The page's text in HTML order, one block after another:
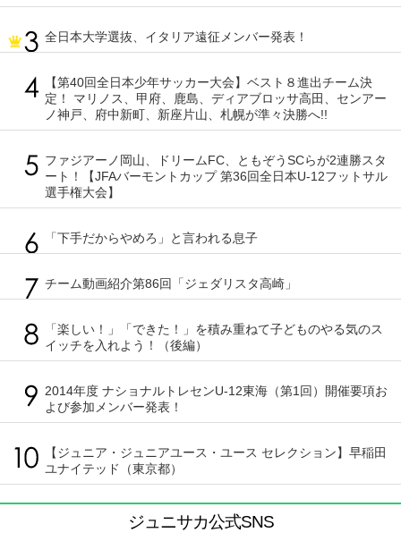
全日本大学選抜、イタリア遠征メンバー発表！
【第40回全日本少年サッカー大会】ベスト８進出チーム決
定！ マリノス、甲府、鹿島、ディアブロッサ高田、センアー
ノ神戸、府中新町、新座片山、札幌が準々決勝へ!!
ファジアーノ岡山、ドリームFC、ともぞうSCらが2連勝スタ
ート！【JFAバーモントカップ 第36回全日本U-12フットサル
選手権大会】
「下手だからやめろ」と言われる息子
チーム動画紹介第86回「ジェダリスタ高崎」
「楽しい！」「できた！」を積み重ねて子どものやる気のス
イッチを入れよう！（後編）
2014年度 ナショナルトレセンU-12東海（第1回）開催要項お
よび参加メンバー発表！
【ジュニア・ジュニアユース・ユース セレクション】早稲田
ユナイテッド（東京都）
ジュニサカ公式SNS